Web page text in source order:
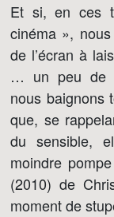
Et si, en ces
cinéma »,
de l’écran à
… un peu de
nous baignons
que, se
du sensible,
moindre
(2010) de
moment de